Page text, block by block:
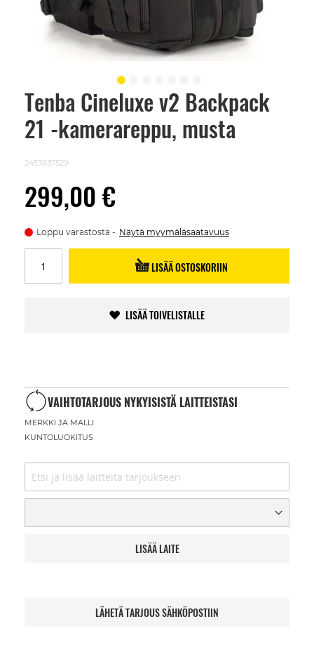
Tenba Cineluxe v2 Backpack
21 -kamerareppu, musta
2457637529
299,00 €
Loppu varastosta Näytä myymäläsaatavuus
LISÄÄ OSTOSKORIIN
LISÄÄ TOIVELISTALLE
VAIHTOTARJOUS NYKYISISTÄ LAITTEISTASI
MERKKI JA MALLI
KUNTOLUOKITUS
LISÄÄ LAITE
LÄHETÄ TARJOUS SÄHKÖPOSTIIN
Skip
beginning
images